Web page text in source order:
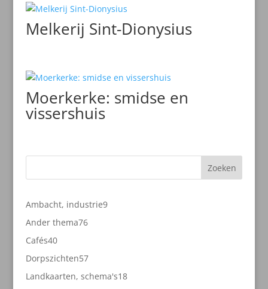
Melkerij Sint-Dionysius
Moerkerke: smidse en
vissershuis
Zoeken
Ambacht, industrie99
Ander thema7676
Cafés4040
producten
Dorpszichten5757
producten
Landkaarten, schema's1818